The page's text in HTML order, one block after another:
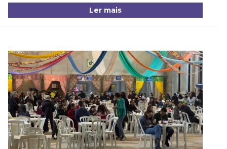
Ler mais